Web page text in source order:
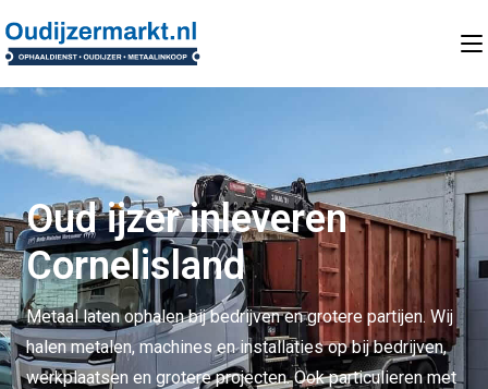
Oud ijzer inleveren
Cornelisland
Metaal laten ophalen bij bedrijven en grotere partijen. Wij
halen metalen, machines en installaties op bij bedrijven,
werkplaatsen en grotere projecten. Ook particulieren met